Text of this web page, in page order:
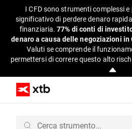
I CFD sono strumenti complessi
significativo di perdere denaro
finanziaria.77% di conti di
denaro a causa delle negoziazioni in
Valuti se comprende il
permettersi di correre questo alto